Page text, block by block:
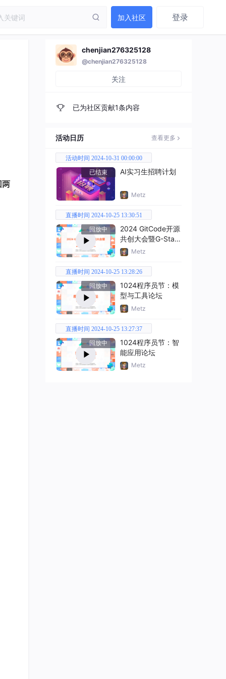
加入社区 登录
两
chenjian276325128
@chenjian276325128
关注
已为社区贡献1条内容
活动日历 查看更多
活动时间 2024-10-31 00:00:00
已结束
AI实习生招聘计划
Metz
直播时间 2024-10-25 13:30:51
回放中
2024 GitCode开源
共创大会暨G-Star
嘉年华
Metz
直播时间 2024-10-25 13:28:26
回放中
1024程序员节：模
型与工具论坛
Metz
直播时间 2024-10-25 13:27:37
回放中
1024程序员节：智
能应用论坛
Metz